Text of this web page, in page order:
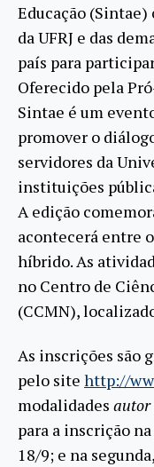
Educação
da UFRJ e das
país para
Oferecido pela
Sintae é um
promover o
servidores da
instituições
A edição
acontecerá entre
híbrido. As
no Centro de
(CCMN),
As inscrições são
pelo site http://
modalidades autor
para a inscrição
18/9; e na